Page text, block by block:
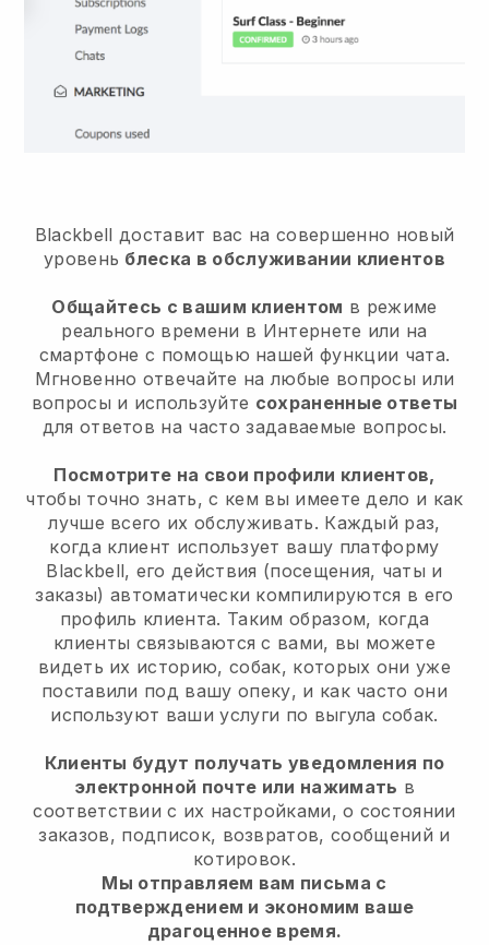
Blackbell доставит вас на совершенно новый
уровень блеска в обслуживании клиентов
Общайтесь с вашим клиентом в режиме
реального времени в Интернете или на
смартфоне с помощью нашей функции чата.
Мгновенно отвечайте на любые вопросы или
вопросы и используйте сохраненные ответы
для ответов на часто задаваемые вопросы.
Посмотрите на свои профили клиентов,
чтобы точно знать, с кем вы имеете дело и как
лучше всего их обслуживать. Каждый раз,
когда клиент использует вашу платформу
Blackbell, его действия (посещения, чаты и
заказы) автоматически компилируются в его
профиль клиента. Таким образом, когда
клиенты связываются с вами, вы можете
видеть их историю, собак, которых они уже
поставили под вашу опеку, и как часто они
используют ваши услуги по выгула собак.
Клиенты будут получать уведомления по
электронной почте или нажимать в
соответствии с их настройками, о состоянии
заказов, подписок, возвратов, сообщений и
котировок.
Мы отправляем вам письма с
подтверждением и экономим ваше
драгоценное время.